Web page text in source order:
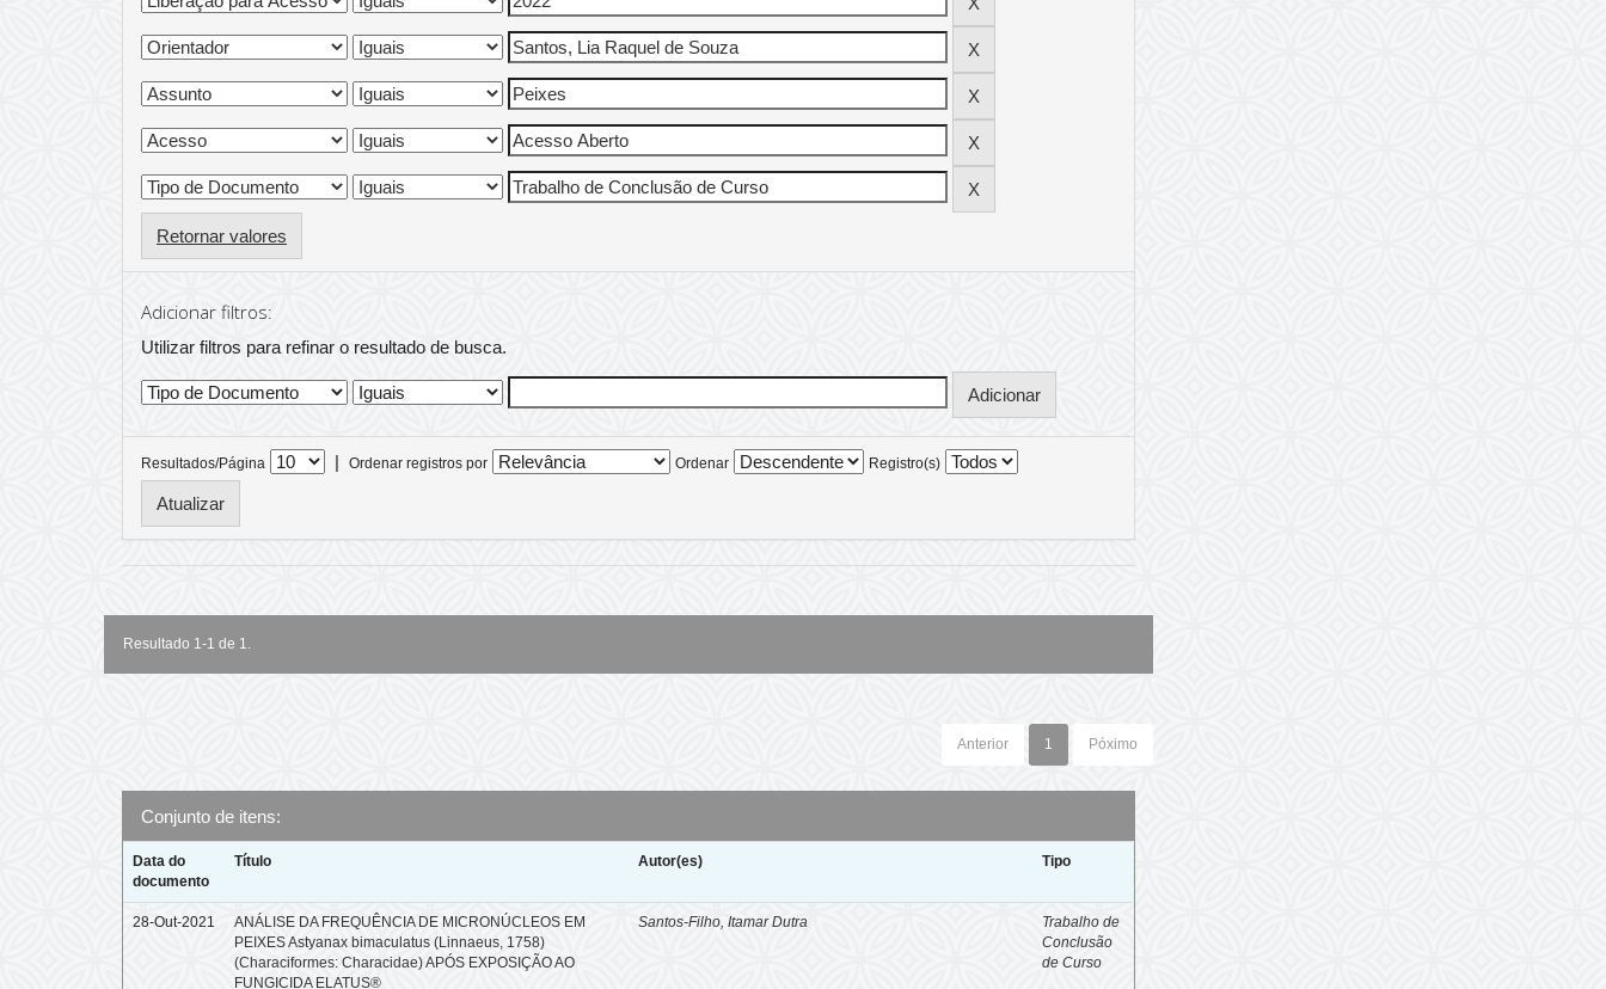
Retornar valores
Adicionar filtros:
Utilizar filtros para refinar o resultado de busca.
Resultados/Página | Ordenar registros por Ordenar Registro(s)
Resultado 1-1 de 1.
Anterior 1 Póximo
Conjunto de itens:
Data do
documento
Título Autor(es) Tipo
28-Out-2021
ANÁLISE DA FREQUÊNCIA DE MICRONÚCLEOS EM
PEIXES Astyanax bimaculatus (Linnaeus, 1758)
(Characiformes: Characidae) APÓS EXPOSIÇÃO AO
FUNGICIDA ELATUS®
Santos-Filho, Itamar Dutra
Trabalho de
Conclusão
de Curso